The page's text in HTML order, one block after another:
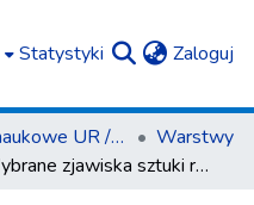
Statystyki Zaloguj
Czasopisma naukowe UR / Scientific Journals
Warstwy
Wybrane zjawiska sztuki renesansu a przemiany samowiedzy człowieka epoki nowożytnej w ujęciu Charlesa Taylora